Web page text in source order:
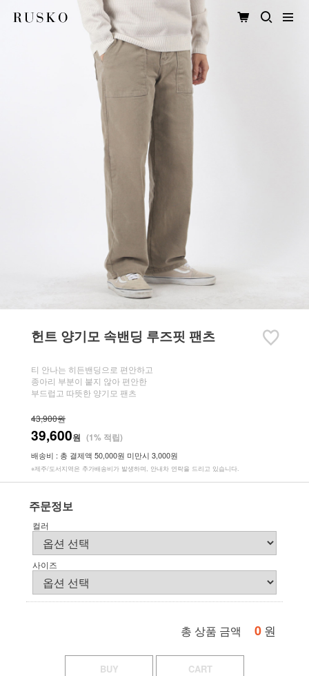
헌트 양기모 속밴딩 루즈핏 팬츠
티 안나는 히든밴딩으로 편안하고
종아리 부분이 붙지 않아 편안한
부드럽고 따뜻한 양기모 팬츠
43,900원
39,600원 (1% 적립)
배송비 : 총 결제액 50,000원 미만시 3,000원
※제주/도서지역은 추가배송비가 발생하며, 안내차 연락을 드리고 있습니다.
주문정보
컬러
사이즈
총 상품 금액 0 원
BUY CART